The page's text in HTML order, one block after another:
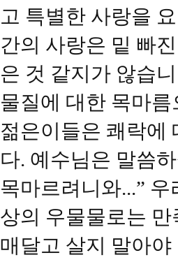
고 특별한 사랑을
간의 사랑은 밑 빠
은 것 같지가 않습
물질에 대한 목마
젊은이들은 쾌락에
다. 예수님은 말씀
목마르려니와...”
상의 우물물로는
매달고 살지 말아야